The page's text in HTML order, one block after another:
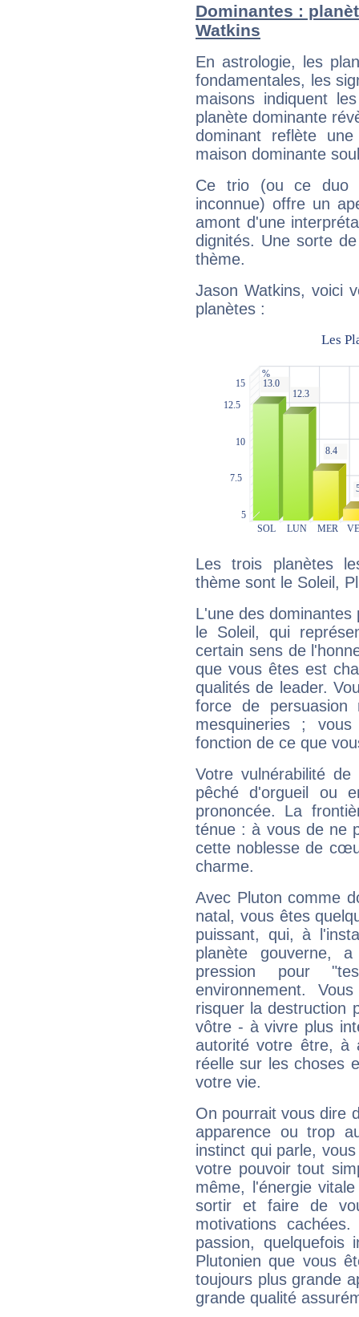
Dominantes :
Watkins
En astrologie, les
fondamentales, les
maisons indiquent
planète dominante
dominant reflète
maison dominante
Ce trio (ou ce duo
inconnue) offre un
amont d'une
dignités. Une sorte
thème.
Jason Watkins, voici
planètes :
Les trois planètes
thème sont le Soleil,
L'une des
le Soleil, qui
certain sens de
que vous êtes est
qualités de leader.
force de
mesquineries ;
fonction de ce que
Votre vulnérabilité
pêché d'orgueil ou
prononcée. La
ténue : à vous de ne
cette noblesse de
charme.
Avec Pluton comme
natal, vous êtes
puissant, qui, à
planète gouverne,
pression pour
environnement.
risquer la destruction
vôtre - à vivre plus
autorité votre être, à
réelle sur les choses
votre vie.
On pourrait vous dire
apparence ou trop
instinct qui parle,
votre pouvoir tout
même, l'énergie
sortir et faire de
motivations
passion, quelquefois
Plutonien que vous
toujours plus grande
grande qualité